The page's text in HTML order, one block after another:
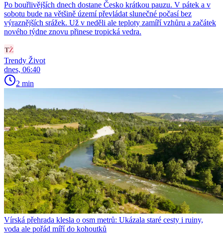
Po bouřlivějších dnech dostane Česko krátkou pauzu. V pátek a v
sobotu bude na většině území převládat slunečné počasí bez
výraznějších srážek. Už v neděli ale teploty zamíří vzhůru a začátek
nového týdne znovu přinese tropická vedra.
Trendy Život
dnes, 06:40
2 min
Vírská přehrada klesla o osm metrů: Ukázala staré cesty i ruiny,
voda ale pořád míří do kohoutků